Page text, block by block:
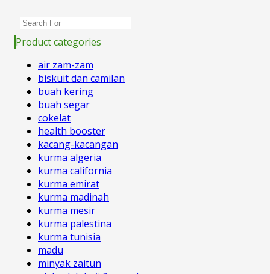
Product categories
air zam-zam
biskuit dan camilan
buah kering
buah segar
cokelat
health booster
kacang-kacangan
kurma algeria
kurma california
kurma emirat
kurma madinah
kurma mesir
kurma palestina
kurma tunisia
madu
minyak zaitun